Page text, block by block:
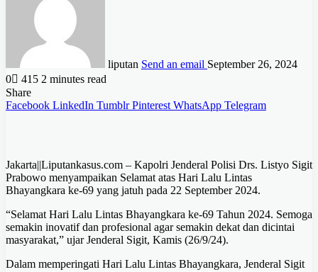
liputan Send an email September 26, 2024
0
415 2 minutes read
Share
Facebook LinkedIn Tumblr Pinterest WhatsApp Telegram
Jakarta||Liputankasus.com – Kapolri Jenderal Polisi Drs. Listyo Sigit
Prabowo menyampaikan Selamat atas Hari Lalu Lintas
Bhayangkara ke-69 yang jatuh pada 22 September 2024.
“Selamat Hari Lalu Lintas Bhayangkara ke-69 Tahun 2024. Semoga
semakin inovatif dan profesional agar semakin dekat dan dicintai
masyarakat,” ujar Jenderal Sigit, Kamis (26/9/24).
Dalam memperingati Hari Lalu Lintas Bhayangkara, Jenderal Sigit